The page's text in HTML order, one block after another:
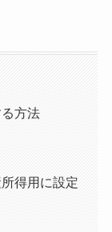
方法
得用に設定